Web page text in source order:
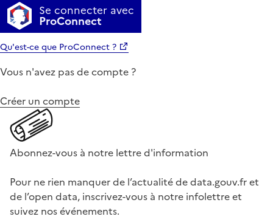
Se connecter avec
ProConnect
Qu'est-ce que ProConnect ?
Vous n'avez pas de compte ?
Créer un compte
Abonnez-vous à notre lettre d'information
Pour ne rien manquer de l’actualité de data.gouv.fr et
de l’open data, inscrivez-vous à notre infolettre et
suivez nos événements.